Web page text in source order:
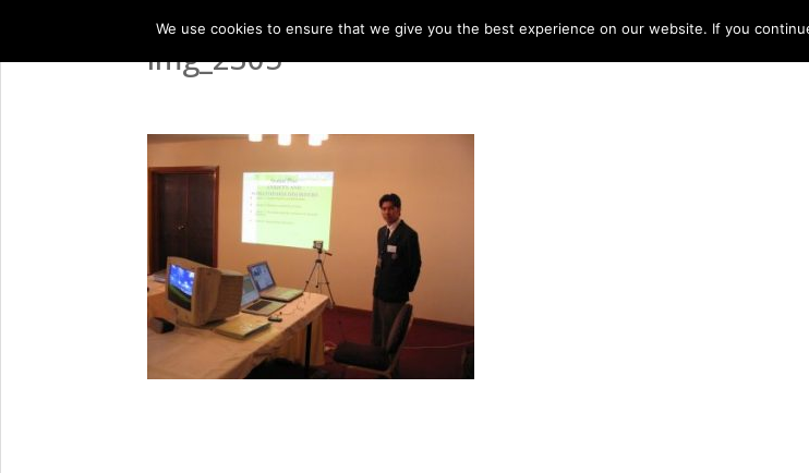
img_2305
We use cookies to ensure that we give you the best experience on our website. If you